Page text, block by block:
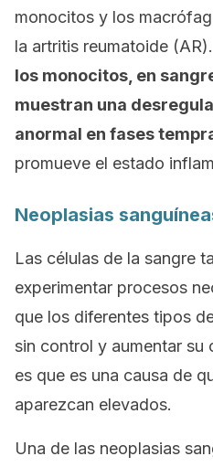
monocitos y los
la artritis reumatoide
los monocitos, en
muestran una
anormal en fases
promueve el estado
Neoplasias
Las células de la sangre
experimentar procesos
que los diferentes tipos
sin control y aumentar
es que es una causa de
aparezcan elevados.
Una de las neoplasias